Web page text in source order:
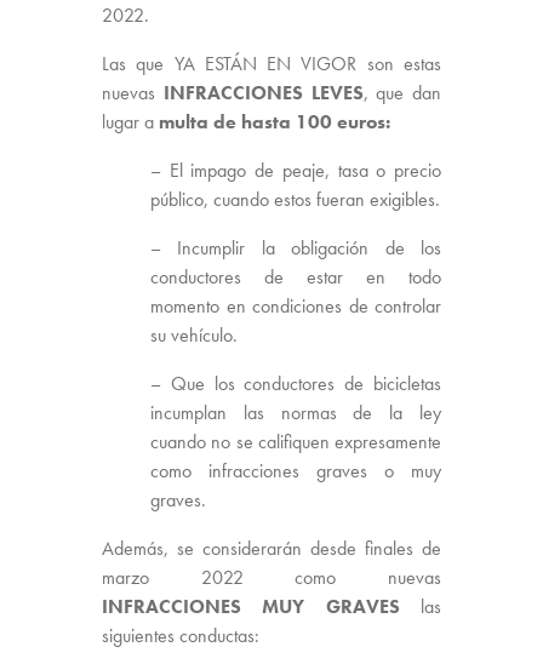
2022.
Las que YA ESTÁN EN VIGOR son estas
nuevas INFRACCIONES LEVES, que dan
lugar a multa de hasta 100 euros:
– El impago de peaje, tasa o precio
público, cuando estos fueran exigibles.
– Incumplir la obligación de los
conductores de estar en todo
momento en condiciones de controlar
su vehículo.
– Que los conductores de bicicletas
incumplan las normas de la ley
cuando no se califiquen expresamente
como infracciones graves o muy
graves.
Además, se considerarán desde finales de
marzo 2022 como nuevas
INFRACCIONES MUY GRAVES las
siguientes conductas: